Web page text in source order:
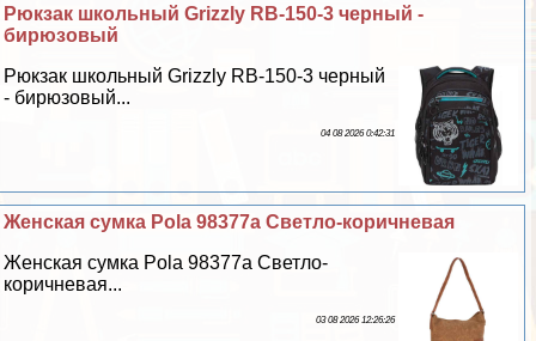
Рюкзак школьный Grizzly RB-150-3 черный -
бирюзовый
Рюкзак школьный Grizzly RB-150-3 черный
- бирюзовый...
04 08 2026 0:42:31
Женская сумка Pola 98377а Светло-коричневая
Женская сумка Pola 98377а Светло-
коричневая...
03 08 2026 12:26:26